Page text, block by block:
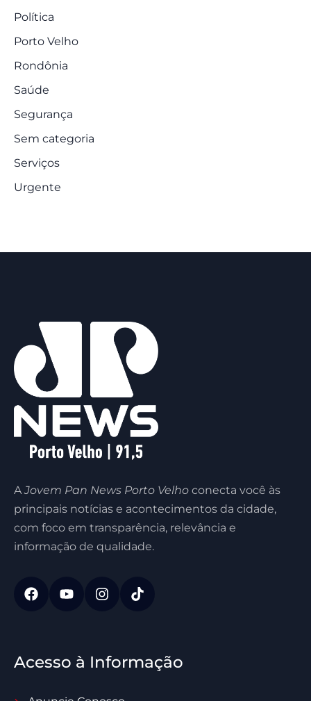
Política
Porto Velho
Rondônia
Saúde
Segurança
Sem categoria
Serviços
Urgente
AJovem Pan News Porto Velho conecta você às
principais notícias e acontecimentos da cidade,
com foco em transparência, relevância e
informação de qualidade.
Acesso à Informação